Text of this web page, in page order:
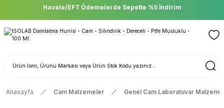
Havale/EFT Ödemelerde Sepette %5 İndirim
Anasayfa Cam Malzemeler Genel Cam Laboratuvar